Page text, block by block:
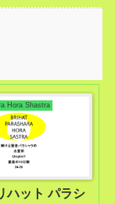
Hora Shastra
ハット パラシ